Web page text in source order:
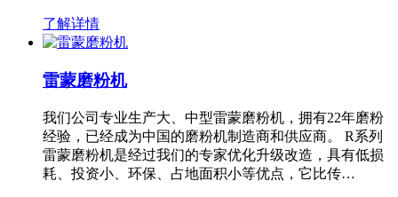
了解详情
雷蒙磨粉机
我们公司专业生产大、中型雷蒙磨粉机，拥有22年磨粉
经验，已经成为中国的磨粉机制造商和供应商。 R系列
雷蒙磨粉机是经过我们的专家优化升级改造，具有低损
耗、投资小、环保、占地面积小等优点，它比传…